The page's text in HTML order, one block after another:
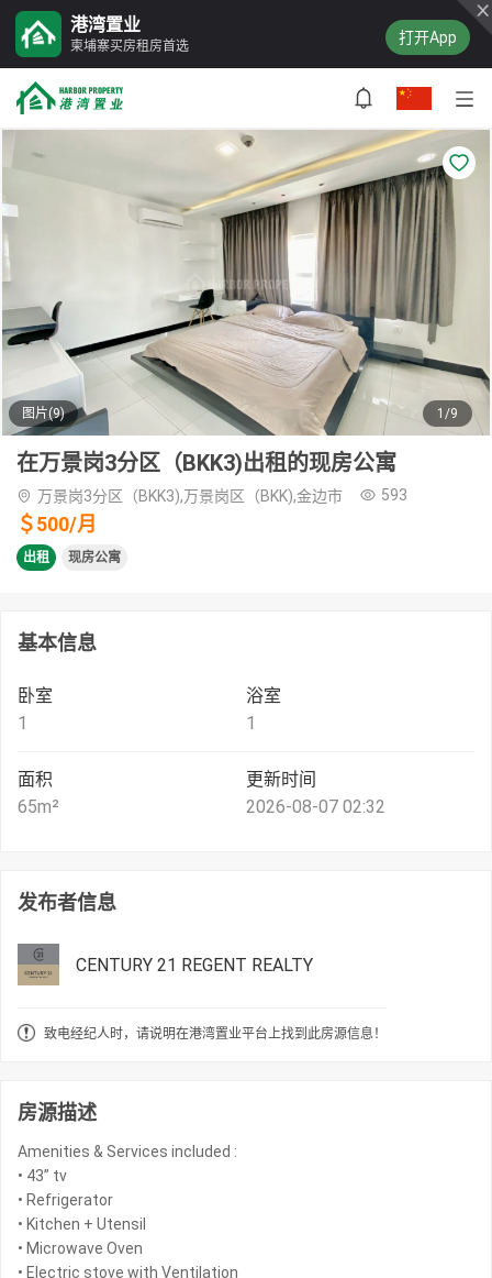
港湾置业
柬埔寨买房租房首选 打开App
图片(9) 1/9
在万景岗3分区（BKK3)出租的现房公寓
万景岗3分区（BKK3),万景岗区（BKK),金边市 593
＄500/月
出租 现房公寓
基本信息
卧室
1
浴室
1
面积
65m²
更新时间
2026-08-07 02:32
发布者信息
CENTURY 21 REGENT REALTY
致电经纪人时，请说明在港湾置业平台上找到此房源信息！
房源描述
Amenities & Services included :
• 43” tv
• Refrigerator
• Kitchen + Utensil
• Microwave Oven
• Electric stove with Ventilation